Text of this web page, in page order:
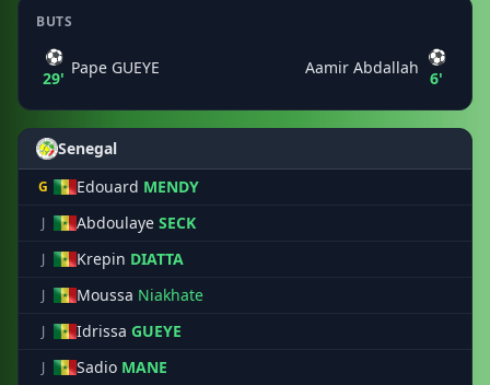
BUTS
⚽
29'
Pape GUEYE Aamir Abdallah
⚽
6'
Senegal
G Edouard MENDY
J Abdoulaye SECK
J Krepin DIATTA
J Moussa Niakhate
J Idrissa GUEYE
J Sadio MANE